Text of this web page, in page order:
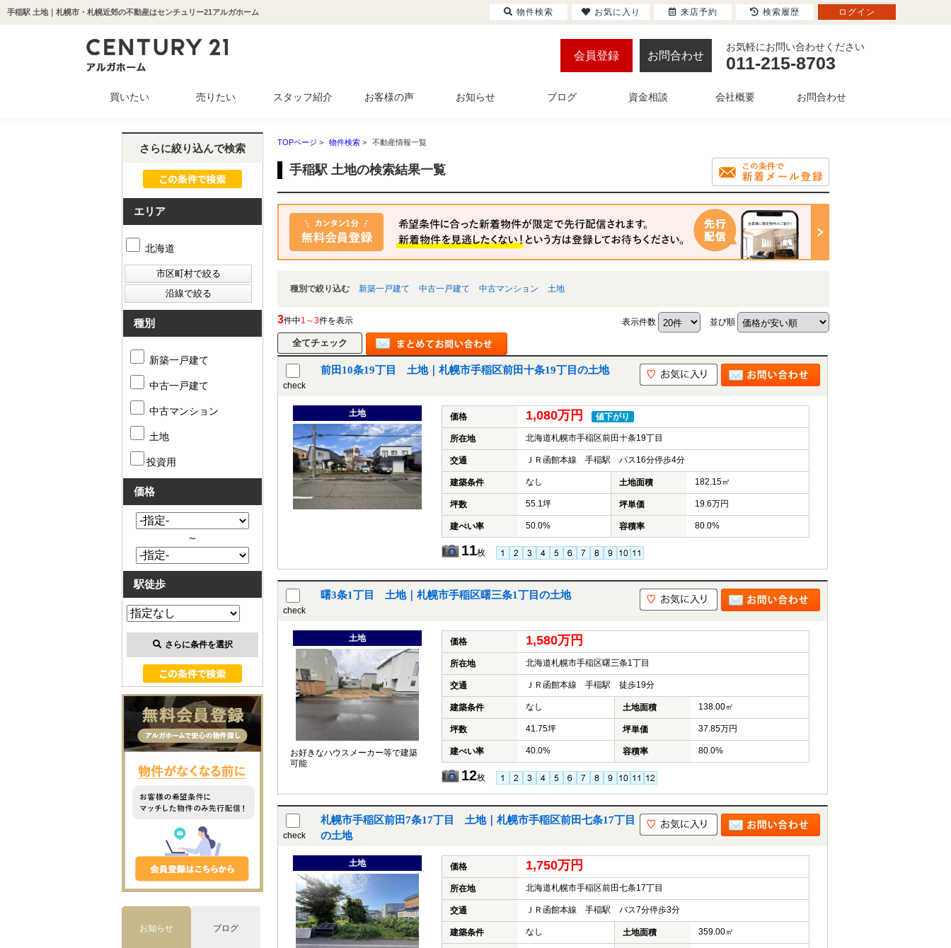
手稲駅 土地｜札幌市・札幌近郊の不動産はセンチュリー21アルガホーム
会員登録 お問合わせ
お気軽にお問い合わせください
011-215-8703
買いたい
新築一戸建て
中古一戸建て
中古マンション
土地
収益物件
売りたい スタッフ紹介 お客様の声 お知らせ ブログ 資金相談 会社概要 お問合わせ
TOPページ > 物件検索 > 不動産情報一覧
手稲駅 土地の検索結果一覧
種別で絞り込む 新築一戸建て 中古一戸建て 中古マンション 土地
3件中1～3件を表示 表示件数 並び順
check
前田10条19丁目 土地｜札幌市手稲区前田十条19丁目の土地
土地 価格 1,080万円 値下がり
所在地 北海道札幌市手稲区前田十条19丁目
交通 ＪＲ函館本線 手稲駅 バス16分停歩4分
建築条件 なし 土地面積 182.15㎡
坪数 55.1坪 坪単価 19.6万円
建ぺい率 50.0% 容積率 80.0%
11枚
check
曙3条1丁目 土地｜札幌市手稲区曙三条1丁目の土地
土地
お好きなハウスメーカー等で建築
可能
価格 1,580万円
所在地 北海道札幌市手稲区曙三条1丁目
交通 ＪＲ函館本線 手稲駅 徒歩19分
建築条件 なし 土地面積 138.00㎡
坪数 41.75坪 坪単価 37.85万円
建ぺい率 40.0% 容積率 80.0%
12枚
check
札幌市手稲区前田7条17丁目 土地｜札幌市手稲区前田七条17丁目
の土地
土地 価格 1,750万円
所在地 北海道札幌市手稲区前田七条17丁目
交通 ＪＲ函館本線 手稲駅 バス7分停歩3分
建築条件 なし 土地面積 359.00㎡
さらに絞り込んで検索
エリア
北海道
種別
新築一戸建て
中古一戸建て
中古マンション
土地
投資用
価格
～
駅徒歩
さらに条件を選択
お知らせ ブログ
物件検索 お気に入り 来店予約 検索履歴 ログイン